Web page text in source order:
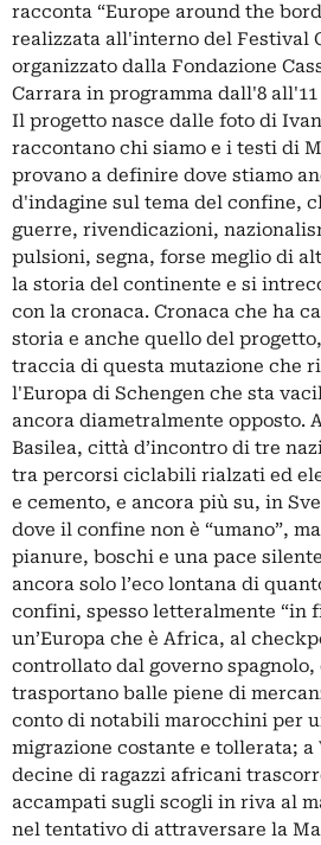
racconta “Europe around the
realizzata all'interno del Festival
organizzato dalla Fondazione
Carrara in programma dall'8
Il progetto nasce dalle foto di
raccontano chi siamo e i testi di
provano a definire dove stiamo
d'indagine sul tema del confine,
guerre, rivendicazioni,
pulsioni, segna, forse meglio di
la storia del continente e si
con la cronaca. Cronaca che ha
storia e anche quello del
traccia di questa mutazione che
l'Europa di Schengen che sta
ancora diametralmente opposto.
Basilea, città d’incontro di tre
tra percorsi ciclabili rialzati ed
e cemento, e ancora più su, in
dove il confine non è “umano”,
pianure, boschi e una pace
ancora solo l’eco lontana di
confini, spesso letteralmente “in
un’Europa che è Africa, al
controllato dal governo
trasportano balle piene di
conto di notabili marocchini per
migrazione costante e tollerata;
decine di ragazzi africani
accampati sugli scogli in riva al
nel tentativo di attraversare la